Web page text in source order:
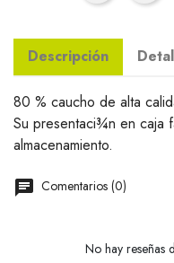
Descripción
80 % caucho de alta
Su presentaci¾n en caja
almacenamiento.
Comentarios (0)
No hay reseñas